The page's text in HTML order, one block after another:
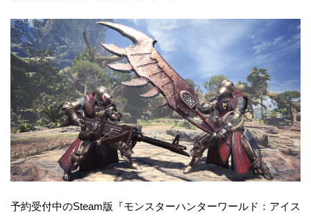
予約受付中のSteam版『モンスターハンターワールド：アイス